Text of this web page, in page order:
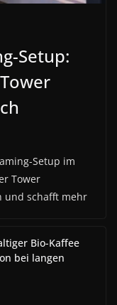
Setup:
Setup im
Tower
und schafft mehr
Bio-Kaffee
bei langen